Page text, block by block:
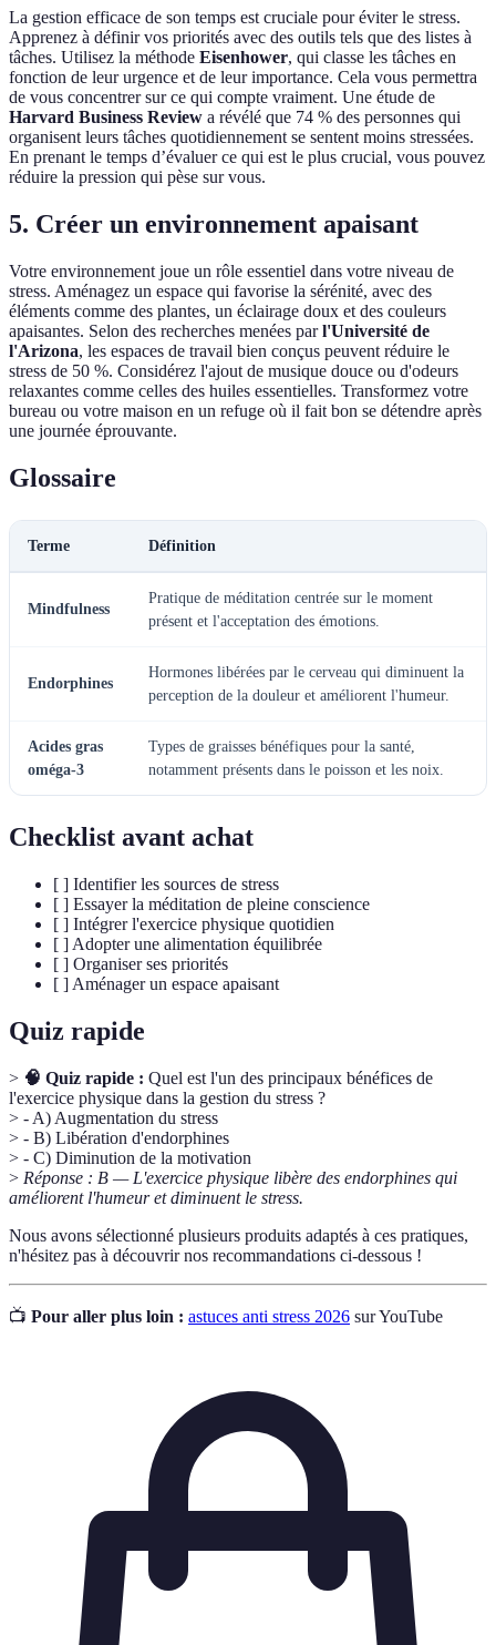
La gestion efficace de son temps est cruciale pour éviter le stress.
Apprenez à définir vos priorités avec des outils tels que des listes à
tâches. Utilisez la méthode Eisenhower, qui classe les tâches en
fonction de leur urgence et de leur importance. Cela vous permettra
de vous concentrer sur ce qui compte vraiment. Une étude de
Harvard Business Review a révélé que 74 % des personnes qui
organisent leurs tâches quotidiennement se sentent moins stressées.
En prenant le temps d’évaluer ce qui est le plus crucial, vous pouvez
réduire la pression qui pèse sur vous.
5. Créer un environnement apaisant
Votre environnement joue un rôle essentiel dans votre niveau de
stress. Aménagez un espace qui favorise la sérénité, avec des
éléments comme des plantes, un éclairage doux et des couleurs
apaisantes. Selon des recherches menées parl'Université de
l'Arizona, les espaces de travail bien conçus peuvent réduire le
stress de 50 %. Considérez l'ajout de musique douce ou d'odeurs
relaxantes comme celles des huiles essentielles. Transformez votre
bureau ou votre maison en un refuge où il fait bon se détendre après
une journée éprouvante.
Glossaire
Terme Définition
Mindfulness
Pratique de méditation centrée sur le moment
présent et l'acceptation des émotions.
Endorphines
Hormones libérées par le cerveau qui diminuent la
perception de la douleur et améliorent l'humeur.
Acides gras
oméga-3
Types de graisses bénéfiques pour la santé,
notamment présents dans le poisson et les noix.
Checklist avant achat
[ ] Identifier les sources de stress
[ ] Essayer la méditation de pleine conscience
[ ] Intégrer l'exercice physique quotidien
[ ] Adopter une alimentation équilibrée
[ ] Organiser ses priorités
[ ] Aménager un espace apaisant
Quiz rapide
> 🧠 Quiz rapide : Quel est l'un des principaux bénéfices de
l'exercice physique dans la gestion du stress ?
> - A) Augmentation du stress
> - B) Libération d'endorphines
> - C) Diminution de la motivation
> Réponse : B — L'exercice physique libère des endorphines qui
améliorent l'humeur et diminuent le stress.
Nous avons sélectionné plusieurs produits adaptés à ces pratiques,
n'hésitez pas à découvrir nos recommandations ci-dessous !
📺 Pour aller plus loin : astuces anti stress 2026 sur YouTube